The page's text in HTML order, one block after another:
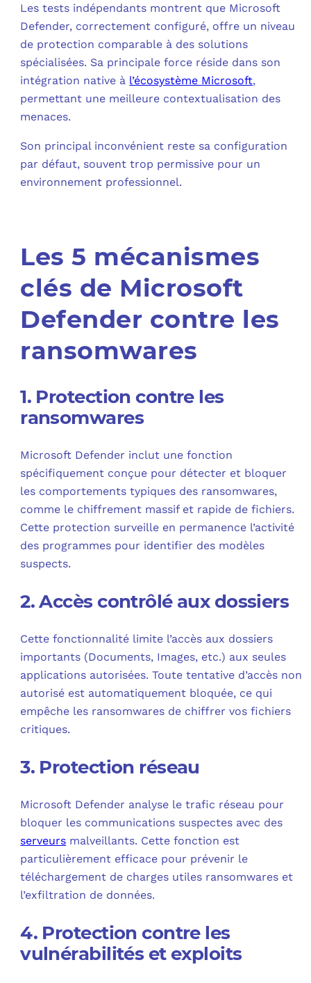
Les tests indépendants montrent que Microsoft
Defender, correctement configuré, offre un niveau
de protection comparable à des solutions
spécialisées. Sa principale force réside dans son
intégration native à l’écosystème Microsoft,
permettant une meilleure contextualisation des
menaces.
Son principal inconvénient reste sa configuration
par défaut, souvent trop permissive pour un
environnement professionnel.
Les 5 mécanismes
clés de Microsoft
Defender contre les
ransomwares
1. Protection contre les
ransomwares
Microsoft Defender inclut une fonction
spécifiquement conçue pour détecter et bloquer
les comportements typiques des ransomwares,
comme le chiffrement massif et rapide de fichiers.
Cette protection surveille en permanence l’activité
des programmes pour identifier des modèles
suspects.
2. Accès contrôlé aux dossiers
Cette fonctionnalité limite l’accès aux dossiers
importants (Documents, Images, etc.) aux seules
applications autorisées. Toute tentative d’accès non
autorisé est automatiquement bloquée, ce qui
empêche les ransomwares de chiffrer vos fichiers
critiques.
3. Protection réseau
Microsoft Defender analyse le trafic réseau pour
bloquer les communications suspectes avec des
serveurs malveillants. Cette fonction est
particulièrement efficace pour prévenir le
téléchargement de charges utiles ransomwares et
l’exfiltration de données.
4. Protection contre les
vulnérabilités et exploits